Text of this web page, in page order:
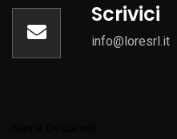
Scrivici
info@loresrl.it